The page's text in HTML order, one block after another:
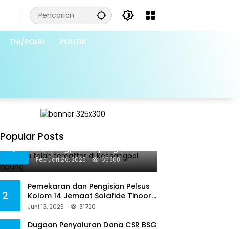
TNI/POLRI POLITIK
Popular Posts
1
Grib Jaya telah terdaftar di
Kesbangpol Lampung
Februari 26, 2025 65868
2
Pemekaran dan Pengisian Pelsus
Kolom 14 Jemaat Solafide Tinoor
Langgar Tata Gereja 2021, Toreh :
Juni 13, 2025 31720
Dugaan Penyaluran Dana CSR BSG